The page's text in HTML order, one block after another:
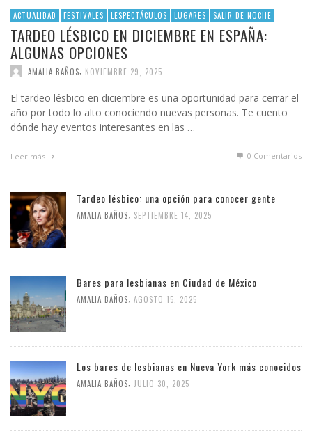
ACTUALIDAD FESTIVALES LESPECTÁCULOS LUGARES SALIR DE NOCHE
TARDEO LÉSBICO EN DICIEMBRE EN ESPAÑA:
ALGUNAS OPCIONES
AMALIA BAÑOS NOVIEMBRE 29, 2025
El tardeo lésbico en diciembre es una oportunidad para cerrar el
año por todo lo alto conociendo nuevas personas. Te cuento
dónde hay eventos interesantes en las …
Leer más 0 Comentarios
Tardeo lésbico: una opción para conocer gente
AMALIA BAÑOS, SEPTIEMBRE 14, 2025
Bares para lesbianas en Ciudad de México
AMALIA BAÑOS, AGOSTO 15, 2025
Los bares de lesbianas en Nueva York más conocidos
AMALIA BAÑOS, JULIO 30, 2025